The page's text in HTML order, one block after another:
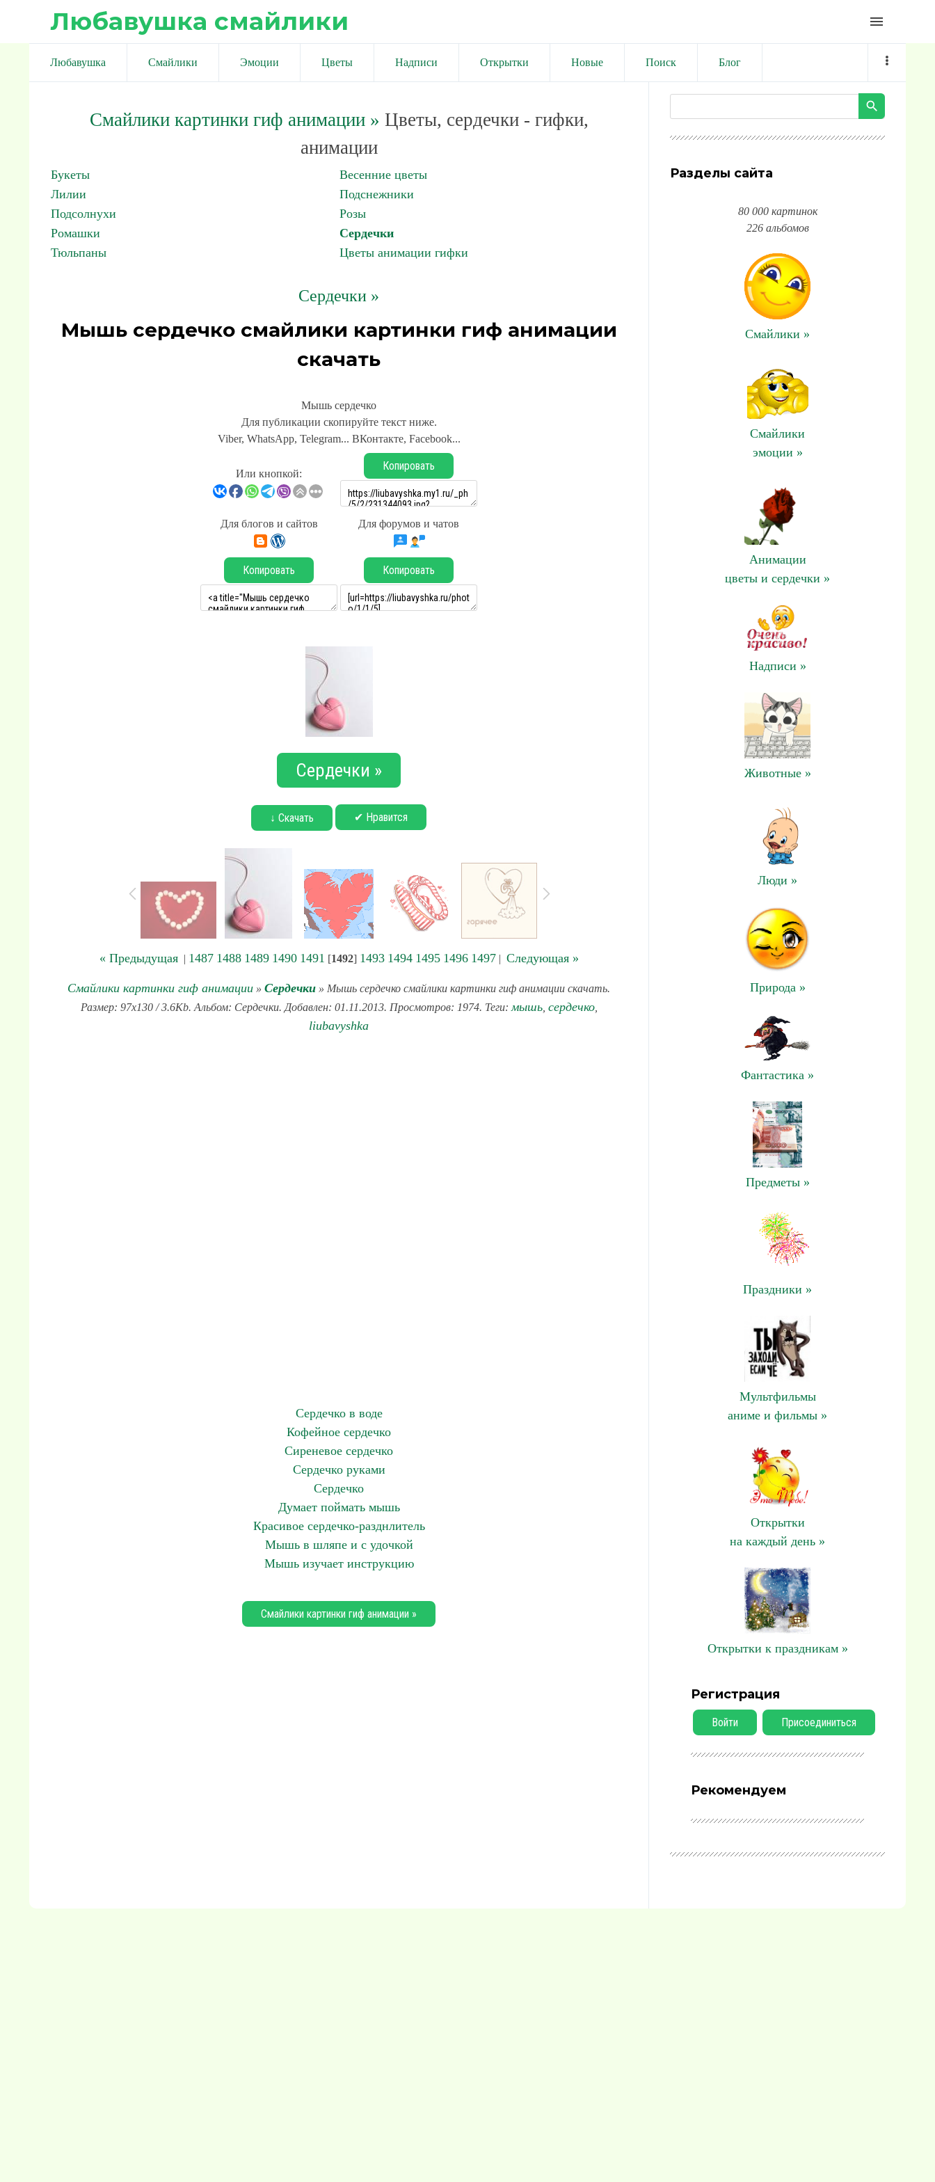
Любавушка смайлики menu
Любавушка Смайлики Эмоции Цветы Надписи Открытки Новые Поиск Блог
Смайлики картинки гиф анимации» Цветы, сердечки - гифки,
анимации
Букеты
Весенние цветы
Лилии
Подснежники
Подсолнухи
Розы
Ромашки
Сердечки
Тюльпаны
Цветы анимации гифки
Сердечки »
Мышь сердечко смайлики картинки гиф анимации
скачать
Мышь сердечко
Для публикации скопируйте текст ниже.
Viber, WhatsApp, Telegram... ВКонтакте, Facebook...
Или кнопкой:
Копировать
Для блогов и сайтов Для форумов и чатов
Копировать Копировать
Сердечки »
↓ Скачать ✔ Нравится
« Предыдущая| 1487 1488 1489 1490 1491 [1492] 1493 1494 1495 1496 1497| Следующая »
Смайлики картинки гиф анимации » Сердечки » Мышь сердечко смайлики картинки гиф анимации скачать.
Размер: 97x130 / 3.6Kb. Альбом: Сердечки. Добавлен: 01.11.2013. Просмотров: 1974. Теги: мышь, сердечко,
liubavyshka
Сердечко в воде
Кофейное сердечко
Сиреневое сердечко
Сердечко руками
Сердечко
Думает поймать мышь
Красивое сердечко-разднлитель
Мышь в шляпе и с удочкой
Мышь изучает инструкцию
Смайлики картинки гиф анимации »
Разделы сайта
80 000 картинок
226 альбомов
Смайлики »
Смайлики
эмоции »
Анимации
цветы и сердечки »
Надписи »
Животные »
Люди »
Природа »
Фантастика »
Предметы »
Праздники »
Мультфильмы
аниме и фильмы »
Открытки
на каждый день »
Открытки к праздникам »
Регистрация
Войти Присоединиться
Рекомендуем